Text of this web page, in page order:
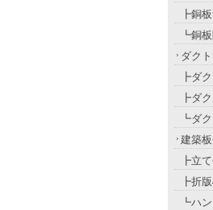
┣銅
┗銅
ダク
┣ダ
┣ダ
┗ダ
建築
┣立
┣折
┗ハ